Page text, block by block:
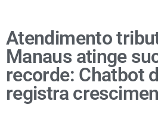
Atendimento
Manaus atinge
recorde: Chatbot
registra